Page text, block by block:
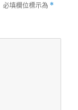
必填欄位標示為 *